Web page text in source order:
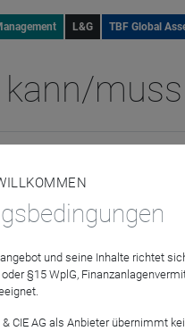
L&G TBF Global
deckt in der
Speicherung und
der avisierten
und seine Inhalte richtet
§15 WplG,
& CIE AG als Anbieter übernimmt